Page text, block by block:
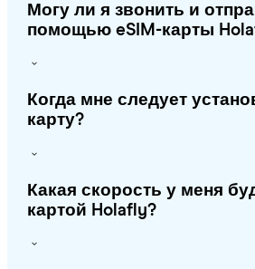
Могу ли я звонить и
помощью eSIM-карты
Когда мне следует
карту?
Какая скорость у меня
картой Holafly?